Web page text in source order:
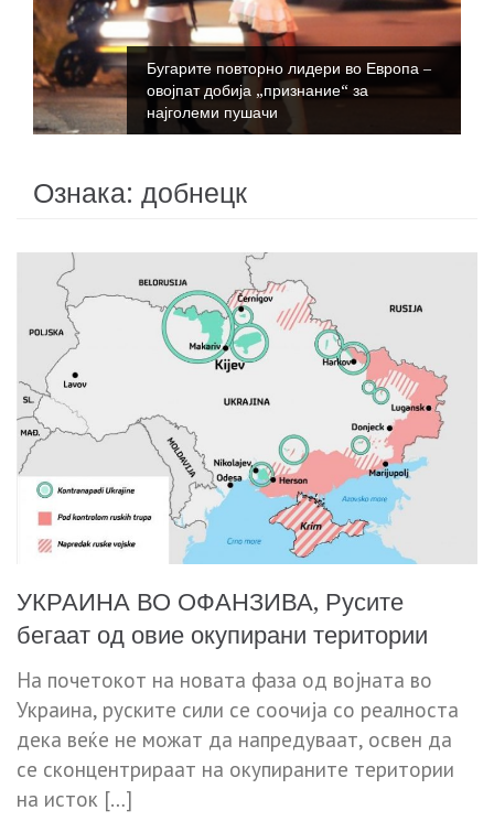
Бугарите повторно лидери во Европа –
овојпат добија „признание“ за
најголеми пушачи
Ознака: добнецк
УКРАИНА ВО ОФАНЗИВА, Русите
бегаат од овие окупирани територии
На почетокот на новата фаза од војната во
Украина, руските сили се соочија со реалноста
дека веќе не можат да напредуваат, освен да
се сконцентрираат на окупираните територии
на исток […]